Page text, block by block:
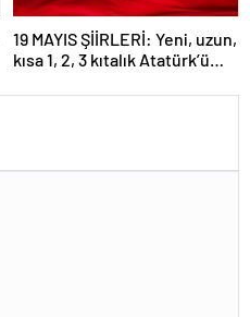
19 MAYIS ŞİİRLERİ: Yeni, uzun,
kısa 1, 2, 3 kıtalık Atatürk’ü
Bayramı şiirleri…